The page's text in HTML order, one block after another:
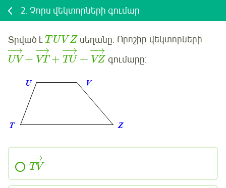
2. Չորս վեկտորների գումար
Տրված էT U V Z սեղանը: Որոշիր վեկտորների
UV
−→
+ VT
−→
+ TU
−→
+ VZ
−→
գումարը:
TV
−→